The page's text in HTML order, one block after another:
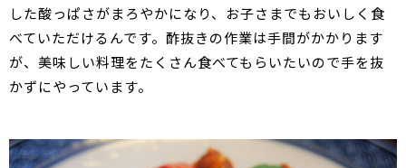
した酸っぱさがまろやかになり、お子さまでもおいしく食
べていただけるんです。酢抜きの作業は手間がかかります
が、美味しい料理をたくさん食べてもらいたいので手を抜
かずにやっています。